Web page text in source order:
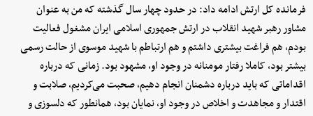
فرمانده کل ارتش ادامه داد: در حدود چهار سال گذشته که من به عنوان
مشاور رهبر شهید انقلاب در ارتش جمهوری اسلامی ایران مشغول فعالیت
بودم، هم فراغت بیشتری داشتم و هم ارتباطم با شهید موسوی از حالت رسمی
بیشتر بود، کاملا رفتار مومنانه در وجود او، مشهود بود. زمانی که درباره
اقداماتی که باید درباره دشمنان انجام دهیم، صحبت می‌کردیم، صلابت و
اقتدار و مجاهدت و اخلاص در وجود او، نمایان بود، همانطور که دلسوزی و